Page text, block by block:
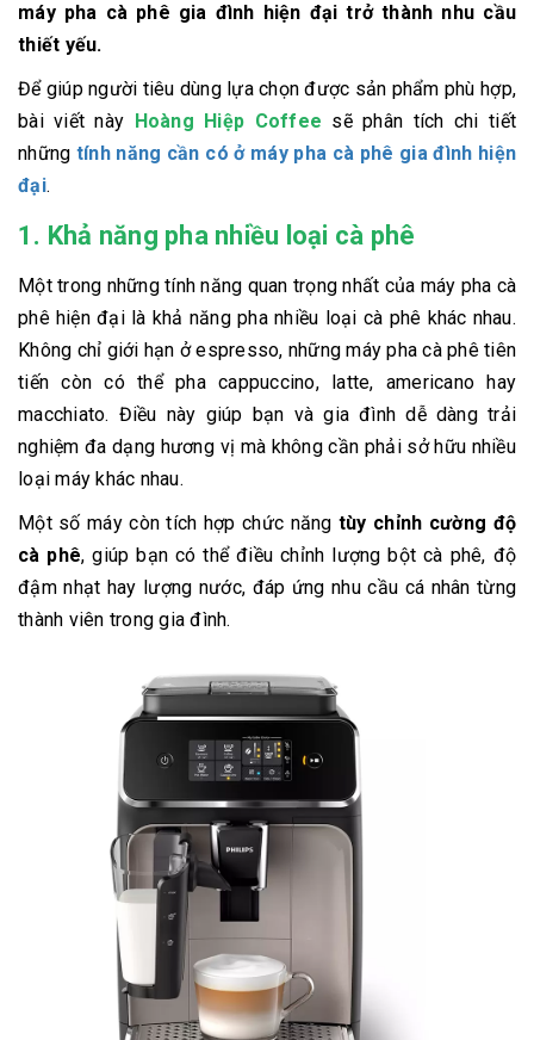
máy pha cà phê gia đình hiện đại trở thành nhu cầu
thiết yếu.
Để giúp người tiêu dùng lựa chọn được sản phẩm phù hợp,
bài viết này Hoàng Hiệp Coffee sẽ phân tích chi tiết
những tính năng cần có ở máy pha cà phê gia đình hiện
đại.
1. Khả năng pha nhiều loại cà phê
Một trong những tính năng quan trọng nhất của máy pha cà
phê hiện đại là khả năng pha nhiều loại cà phê khác nhau.
Không chỉ giới hạn ở espresso, những máy pha cà phê tiên
tiến còn có thể pha cappuccino, latte, americano hay
macchiato. Điều này giúp bạn và gia đình dễ dàng trải
nghiệm đa dạng hương vị mà không cần phải sở hữu nhiều
loại máy khác nhau.
Một số máy còn tích hợp chức năng tùy chỉnh cường độ
cà phê, giúp bạn có thể điều chỉnh lượng bột cà phê, độ
đậm nhạt hay lượng nước, đáp ứng nhu cầu cá nhân từng
thành viên trong gia đình.